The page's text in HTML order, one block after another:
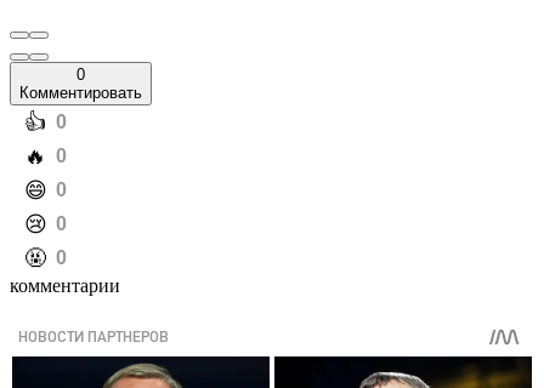
0
Комментировать
️👍 0
️🔥 0
️😄 0
️😢 0
️🤬 0
комментарии